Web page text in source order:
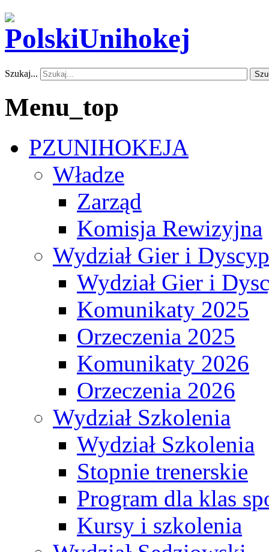
Szukaj...
Menu_top
PZUNIHOKEJA
Władze
Zarząd
Komisja Rewizyjna
Wydział Gier i
Wydział Gier i
Komunikaty 2025
Orzeczenia 2025
Komunikaty 2026
Orzeczenia 2026
Wydział Szkolenia
Wydział Szkolenia
Stopnie trenerskie
Program dla klas
Kursy i szkolenia